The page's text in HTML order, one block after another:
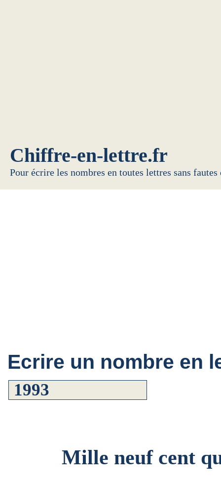
Chiffre-en-lettre.fr
Pour écrire les nombres en toutes lettres sans
Ecrire un nombre en
Mille neuf cent